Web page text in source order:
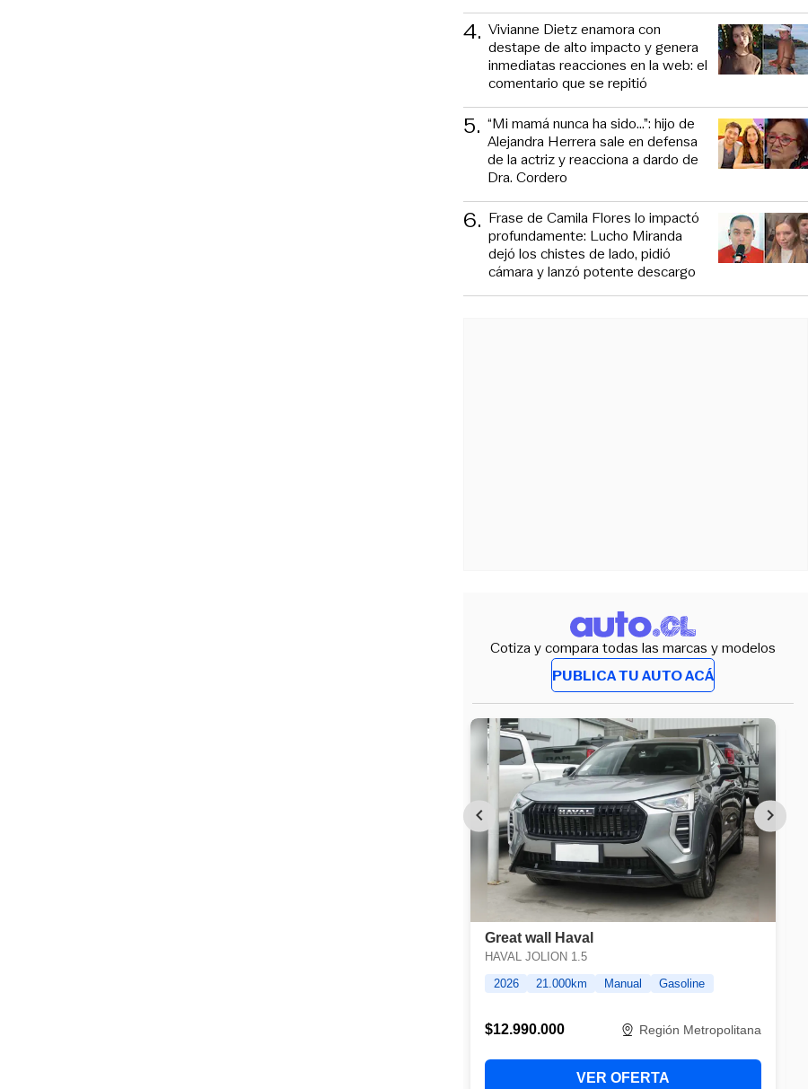
4. Vivianne Dietz enamora con
destape de alto impacto y genera
inmediatas reacciones en la web: el
comentario que se repitió
5. “Mi mamá nunca ha sido...”: hijo de
Alejandra Herrera sale en defensa
de la actriz y reacciona a dardo de
Dra. Cordero
6. Frase de Camila Flores lo impactó
profundamente: Lucho Miranda
dejó los chistes de lado, pidió
cámara y lanzó potente descargo
Cotiza y compara todas las marcas y modelos
PUBLICA TU AUTO ACÁ